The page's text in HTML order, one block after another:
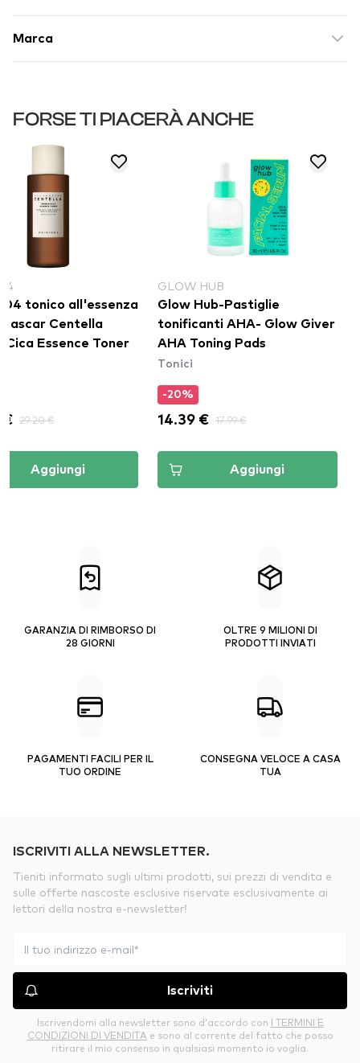
Marca
FORSE TI PIACERÀ ANCHE
tonico all'essenza
Centella
Cica Essence Toner
€ 29.20 €
Aggiungi
GLOW HUB
Glow Hub-Pastiglie
tonificanti AHA- Glow Giver
AHA Toning Pads
Tonici
-20%
14.39 € 17.99 €
Aggiungi
GARANZIA DI RIMBORSO DI
28 GIORNI
OLTRE 9 MILIONI DI
PRODOTTI INVIATI
PAGAMENTI FACILI PER IL
TUO ORDINE
CONSEGNA VELOCE A CASA
TUA
ISCRIVITI ALLA NEWSLETTER.
Tieniti informato sugli ultimi prodotti, sui prezzi di vendita e
sulle offerte nascoste esclusive riservate esclusivamente ai
lettori della nostra e-newsletter!
Iscriviti
Iscrivendomi alla newsletter sono d’accordo con I TERMINI E
CONDIZIONI DI VENDITA e sono al corrente del fatto che posso
ritirare il mio consenso in qualsiasi momento io voglia.